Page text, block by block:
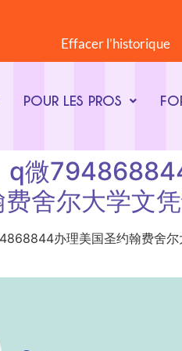
Effacer l’historique
POUR LES PROS
微
舍尔大学文
办理美国圣约翰费舍